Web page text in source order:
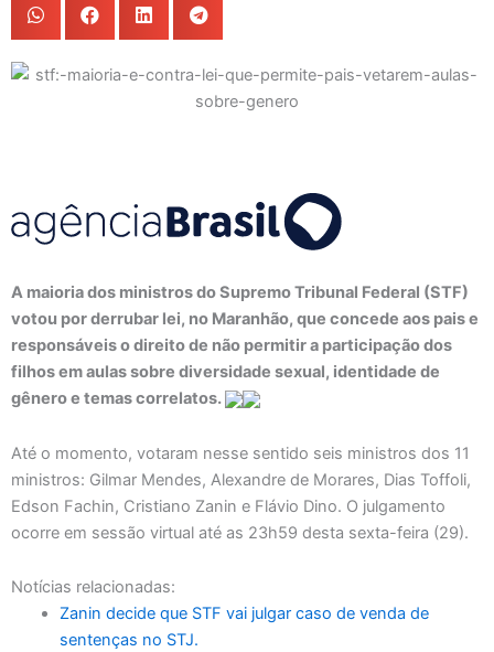
A maioria dos ministros do Supremo Tribunal Federal (STF)
votou por derrubar lei, no Maranhão, que concede aos pais e
responsáveis o direito de não permitir a participação dos
filhos em aulas sobre diversidade sexual, identidade de
gênero e temas correlatos.
Até o momento, votaram nesse sentido seis ministros dos 11
ministros: Gilmar Mendes, Alexandre de Morares, Dias Toffoli,
Edson Fachin, Cristiano Zanin e Flávio Dino. O julgamento
ocorre em sessão virtual até as 23h59 desta sexta-feira (29).
Notícias relacionadas:
Zanin decide que STF vai julgar caso de venda de
sentenças no STJ.